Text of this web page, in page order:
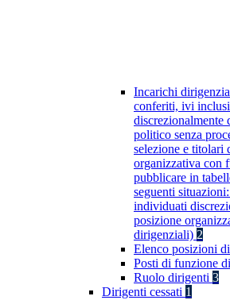
Incarichi
conferiti, ivi
politico senza
selezione e titolari
organizzativa con
pubblicare in
seguenti
individuati
posizione
dirigenziali) 2
Elenco posizioni
Posti di funzione
Ruolo dirigenti 3
Dirigenti cessati 1